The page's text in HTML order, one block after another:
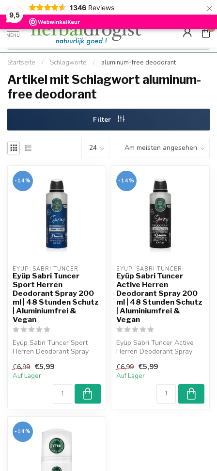
9,5
1346 Reviews ×
Kostenloser DE-Versand ab Mindestbestellwert |
Schnell geliefert
Minimum
Hızlı
MENU
0
Startseite / Schlagworte / aluminum-free deodorant
Artikel mit Schlagwort aluminum-
free deodorant
Filter
-14%
EYUP  SABRI TUNCER
Eyüp Sabri Tuncer
Sport Herren
Deodorant Spray 200
ml | 48 Stunden Schutz
| Aluminiumfrei &
Vegan
Eyüp Sabri Tuncer Sport
Herren Deodorant Spray
Stunden S...
€6,99 €5,99
Auf Lager
-14%
EYUP  SABRI TUNCER
Eyüp Sabri Tuncer
Active Herren
Deodorant Spray 200
ml | 48 Stunden Schutz
| Aluminiumfrei &
Vegan
Eyüp Sabri Tuncer Active
Herren Deodorant Spray
Stunden ...
€6,99 €5,99
Auf Lager
-14%